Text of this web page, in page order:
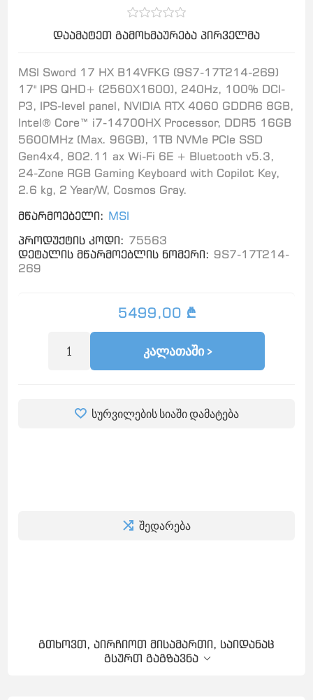
დაამატეთ გამოხმაურება პირველმა
MSI Sword 17 HX B14VFKG (9S7-17T214-269)
17" IPS QHD+ (2560X1600), 240Hz, 100% DCI-
P3, IPS-level panel, NVIDIA RTX 4060 GDDR6 8GB,
Intel® Core™ i7-14700HX Processor, DDR5 16GB
5600MHz (Max. 96GB), 1TB NVMe PCIe SSD
Gen4x4, 802.11 ax Wi-Fi 6E + Bluetooth v5.3,
24-Zone RGB Gaming Keyboard with Copilot Key,
2.6 kg, 2 Year/W, Cosmos Gray.
მწარმოებელი: MSI
პროდუქტის კოდი: 75563
დეტალის მწარმოებლის ნომერი: 9S7-17T214-
269
5499,00 ₾
ᲙᲐᲚᲐᲗᲐᲨᲘ >
სურვილების სიაში დამატება
შედარება
გთხოვთ, აირჩიოთ მისამართი, საიდანაც
გსურთ გაგზავნა